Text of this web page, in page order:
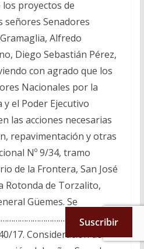
proyectos de
señores Senadores
Alfredo
Diego Sebastián Pérez,
con agrado que los
Nacionales por la
y el Poder Ejecutivo
las acciones necesarias
repavimentación y otras
Nº 9/34, tramo
de la Frontera, San José
Rotonda de Torzalito,
Güemes. Se
17. Consideración del
Suscribir